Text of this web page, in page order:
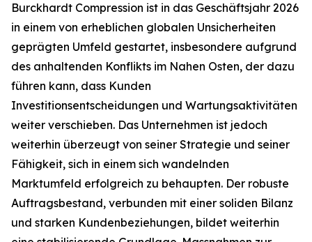
Burckhardt Compression ist in das Geschäftsjahr 2026
in einem von erheblichen globalen Unsicherheiten
geprägten Umfeld gestartet, insbesondere aufgrund
des anhaltenden Konflikts im Nahen Osten, der dazu
führen kann, dass Kunden
Investitionsentscheidungen und Wartungsaktivitäten
weiter verschieben. Das Unternehmen ist jedoch
weiterhin überzeugt von seiner Strategie und seiner
Fähigkeit, sich in einem sich wandelnden
Marktumfeld erfolgreich zu behaupten. Der robuste
Auftragsbestand, verbunden mit einer soliden Bilanz
und starken Kundenbeziehungen, bildet weiterhin